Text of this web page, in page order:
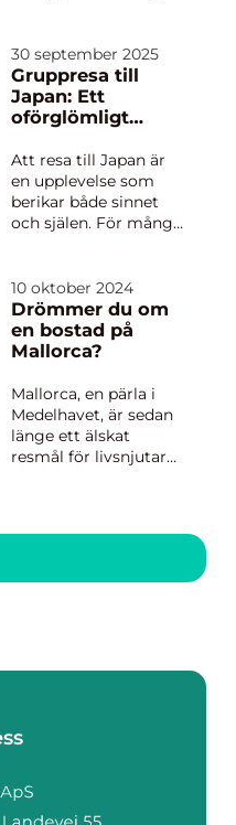
kombination av berg,
djungel, kulturarv och
vardagligt liv som
fortfarande till stor del
mönster. När
resenärer del...
30 september 2025
Gruppresa till
Japan: Ett
oförglömligt
Att resa till Japan är
en upplevelse som
berikar både sinnet
och själen. För många
planera hela resan på
egen hand. Där
kommer en
gruppresa till Japan in
10 oktober 2024
Drömmer du om
en bostad på
Mallorca?
Mallorca, en pärla i
Medelhavet, är sedan
länge ett älskat
resmål för livsnjutare
och fantastiska
blivit ett andra hem f...